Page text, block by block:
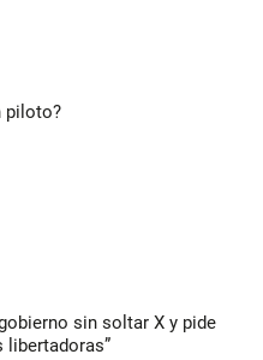
piloto?
sin soltar X y pide
libertadoras”